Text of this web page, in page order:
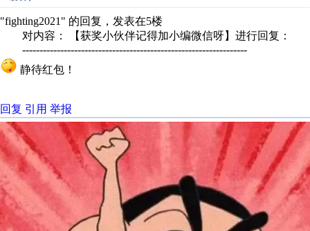
"fighting2021" 的回复，发表在5楼
对内容： 【获奖小伙伴记得加小编微信呀】进行回复：
-----------------------------------------------------------------
静待红包！
回复 引用 举报